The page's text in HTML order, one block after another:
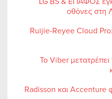
οθόνες στη
Ruijie-Reyee Cloud Pro:
Το Viber
Radisson και Accenture